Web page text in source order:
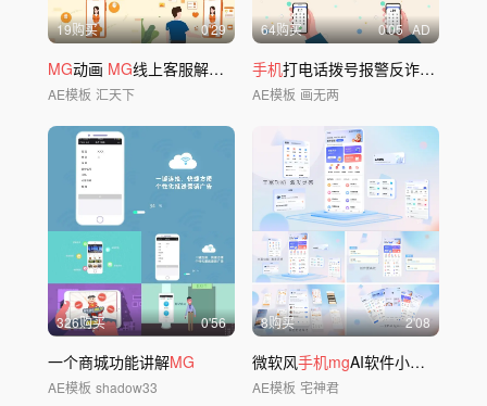
19购买 0'29
MG动画 MG线上客服解答 MG模版
AE模板 汇天下
64购买 0'05 AD
手机打电话拨号报警反诈骗
AE模板 画无两
326购买 0'56
一个商城功能讲解MG
AE模板 shadow33
8购买 2'08
微软风手机mgAI软件小程序展示模板
AE模板 宅神君